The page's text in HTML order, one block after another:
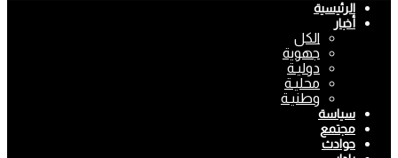
الرئيسية
أخبار
الكل
جهوية
دوليـة
محليـة
وطنيـة
سياسة
مجتمع
حوادث